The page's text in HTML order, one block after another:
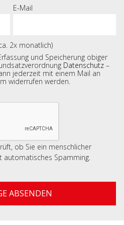
E-Mail
2x monatlich)
und Speicherung obiger
Datenschutz –
jederzeit mit einem Mail an
widerrufen werden.
ob Sie ein menschlicher
automatisches Spamming.